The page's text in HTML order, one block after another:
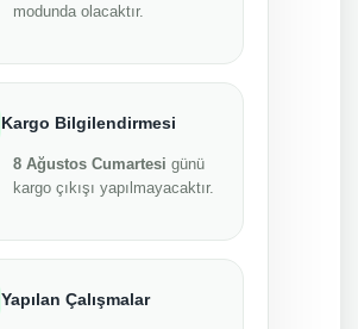
modunda olacaktır.
Kargo Bilgilendirmesi
8 Ağustos Cumartesi günü
kargo çıkışı yapılmayacaktır.
Yapılan Çalışmalar